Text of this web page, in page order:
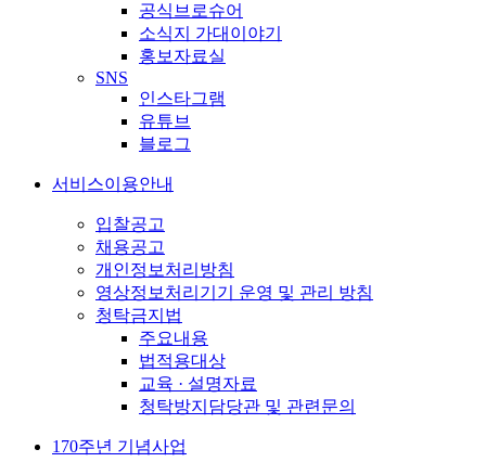
공식브로슈어
소식지 가대이야기
홍보자료실
SNS
인스타그램
유튜브
블로그
서비스이용안내
입찰공고
채용공고
개인정보처리방침
영상정보처리기기 운영 및 관리 방침
청탁금지법
주요내용
법적용대상
교육 · 설명자료
청탁방지담당관 및 관련문의
170주년 기념사업